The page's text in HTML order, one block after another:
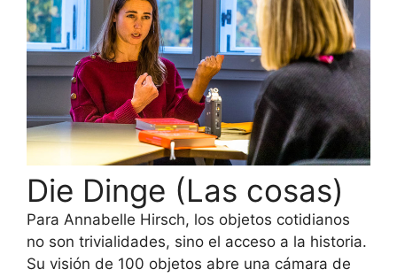
Die Dinge (Las cosas)
Para Annabelle Hirsch, los objetos cotidianos
no son trivialidades, sino el acceso a la historia.
Su visión de 100 objetos abre una cámara de